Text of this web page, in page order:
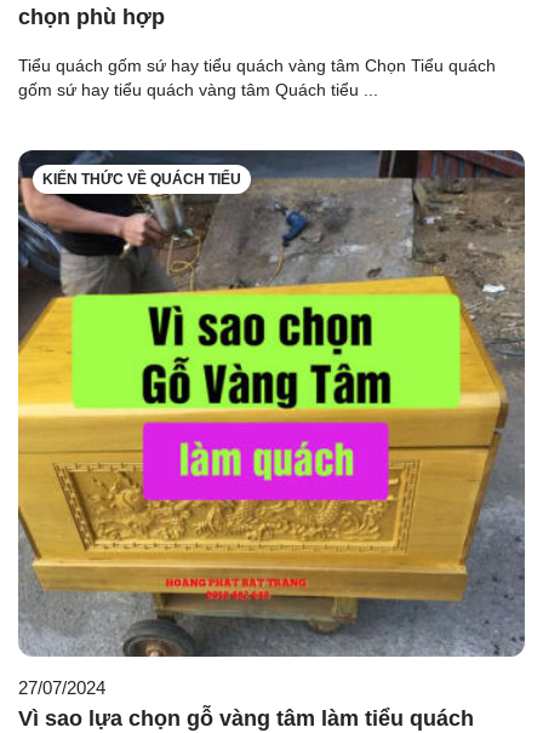
chọn phù hợp
Tiểu quách gốm sứ hay tiểu quách vàng tâm Chọn Tiểu quách
gốm sứ hay tiểu quách vàng tâm Quách tiểu ...
KIẾN THỨC VỀ QUÁCH TIỂU
27/07/2024
Vì sao lựa chọn gỗ vàng tâm làm tiểu quách